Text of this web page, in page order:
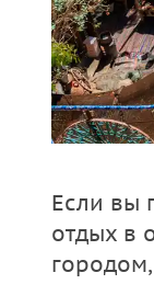
Если вы
отдых в